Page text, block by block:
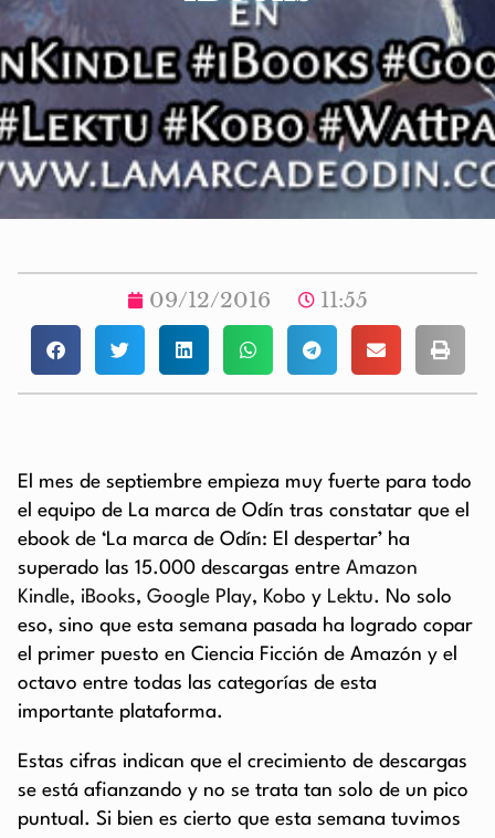
09/12/2016 11:55
El mes de septiembre empieza muy fuerte para todo
el equipo de La marca de Odín tras constatar que el
ebook de ‘La marca de Odín: El despertar’ ha
superado las 15.000 descargas entre Amazon
Kindle, iBooks, Google Play, Kobo y Lektu. No solo
eso, sino que esta semana pasada ha logrado copar
el primer puesto en Ciencia Ficción de Amazón y el
octavo entre todas las categorías de esta
importante plataforma.
Estas cifras indican que el crecimiento de descargas
se está afianzando y no se trata tan solo de un pico
puntual. Si bien es cierto que esta semana tuvimos